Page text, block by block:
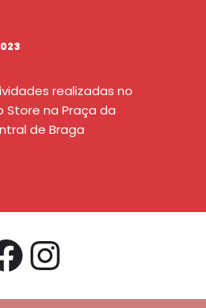
realizadas no
Store na Praça da
de Braga